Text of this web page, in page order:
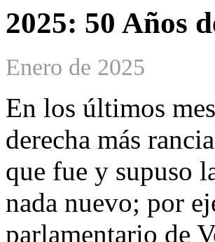
2025: 50 Años
Enero de 2025
En los últimos
derecha más
que fue y supuso
nada nuevo; por
parlamentario de